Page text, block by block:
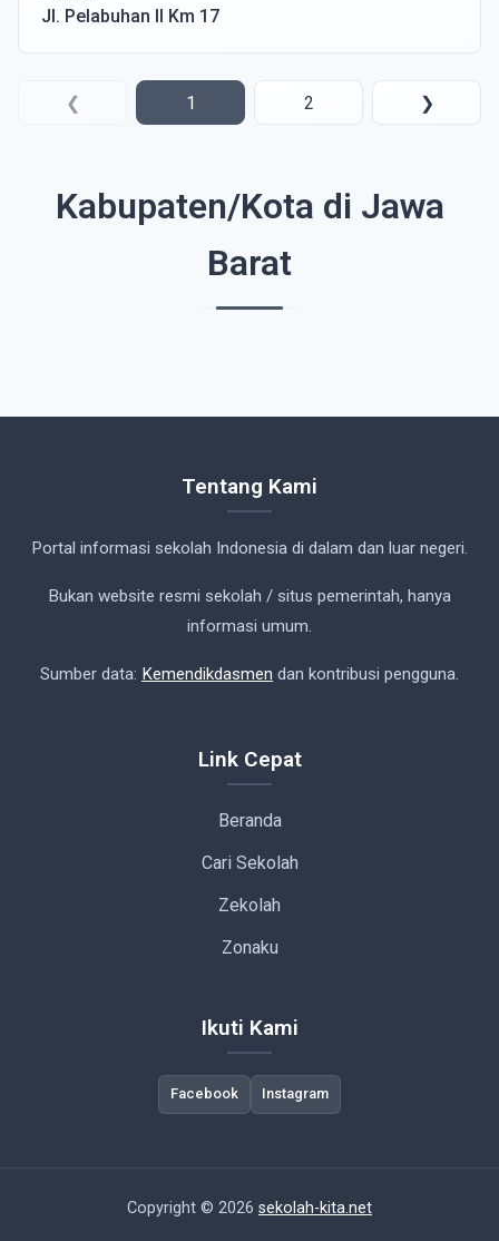
Jl. Pelabuhan II Km 17
❮ 1 2 ❯
Kabupaten/Kota di Jawa
Barat
Tentang Kami
Portal informasi sekolah Indonesia di dalam dan luar negeri.
Bukan website resmi sekolah / situs pemerintah, hanya
informasi umum.
Sumber data: Kemendikdasmen dan kontribusi pengguna.
Link Cepat
Beranda
Cari Sekolah
Zekolah
Zonaku
Ikuti Kami
Facebook Instagram
Copyright © 2026 sekolah-kita.net